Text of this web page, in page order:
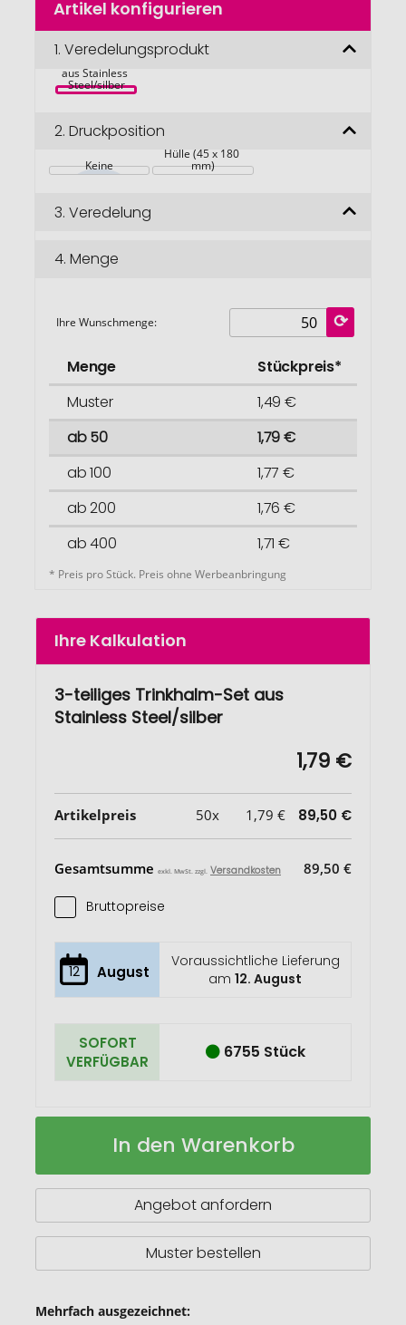
Anfang
Bildgalerie
Artikel konfigurieren
1. Veredelungsprodukt
3-teiliges
aus Stainless
Steel/silber
2. Druckposition
Keine
Hülle (45 x 180
mm)
3. Veredelung
4. Menge
Ihre Wunschmenge:
Menge
Stückpreis*
Muster
1,49 €
ab 50
1,79 €
ab 100
1,77 €
ab 200
1,76 €
ab 400
1,71 €
* Preis pro Stück. Preis ohne Werbeanbringung
Ihre Kalkulation
3-teiliges Trinkhalm-Set aus
Stainless Steel/silber
1,79 €
Artikelpreis 50x 1,79 € 89,50 €
Gesamtsumme exkl. MwSt. zzgl. Versandkosten 89,50 €
Bruttopreise
12 August
Voraussichtliche Lieferung
am12. August
SOFORT
VERFÜGBAR
6755 Stück
3-
Set
Steel
Auf
In den Warenkorb
Angebot anfordern
Muster bestellen
Mehrfach ausgezeichnet: